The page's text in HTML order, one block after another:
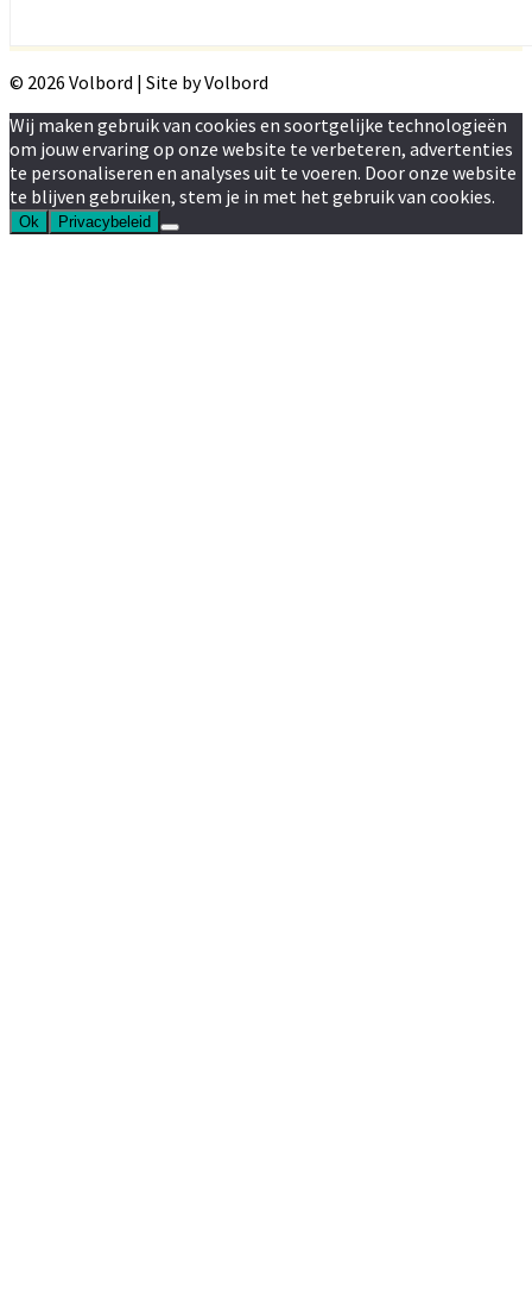
© 2026 Volbord | Site by Volbord
Wij maken gebruik van cookies en soortgelijke technologieën
om jouw ervaring op onze website te verbeteren, advertenties
te personaliseren en analyses uit te voeren. Door onze website
te blijven gebruiken, stem je in met het gebruik van cookies.
Ok Privacybeleid